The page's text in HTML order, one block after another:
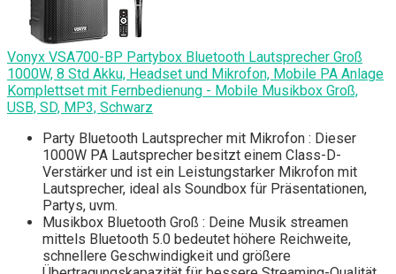
Vonyx VSA700-BP Partybox Bluetooth Lautsprecher Groß
1000W, 8 Std Akku, Headset und Mikrofon, Mobile PA Anlage
Komplettset mit Fernbedienung - Mobile Musikbox Groß,
USB, SD, MP3, Schwarz
Party Bluetooth Lautsprecher mit Mikrofon : Dieser
1000W PA Lautsprecher besitzt einem Class-D-
Verstärker und ist ein Leistungstarker Mikrofon mit
Lautsprecher, ideal als Soundbox für Präsentationen,
Partys, uvm.
Musikbox Bluetooth Groß : Deine Musik streamen
mittels Bluetooth 5.0 bedeutet höhere Reichweite,
schnellere Geschwindigkeit und größere